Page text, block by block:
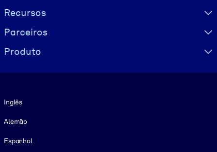
Recursos
Parceiros
Produto
Inglês
Alemão
Espanhol